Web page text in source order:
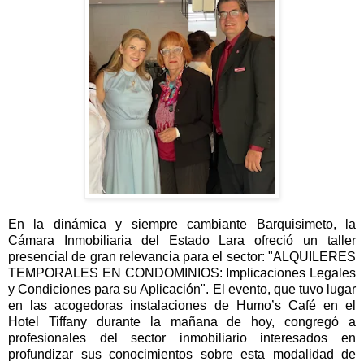
En la dinámica y siempre cambiante Barquisimeto, la
Cámara Inmobiliaria del Estado Lara ofreció un taller
presencial de gran relevancia para el sector: "ALQUILERES
TEMPORALES EN CONDOMINIOS: Implicaciones Legales
y Condiciones para su Aplicación". El evento, que tuvo lugar
en las acogedoras instalaciones de Humo’s Café en el
Hotel Tiffany durante la mañana de hoy, congregó a
profesionales del sector inmobiliario interesados en
profundizar sus conocimientos sobre esta modalidad de